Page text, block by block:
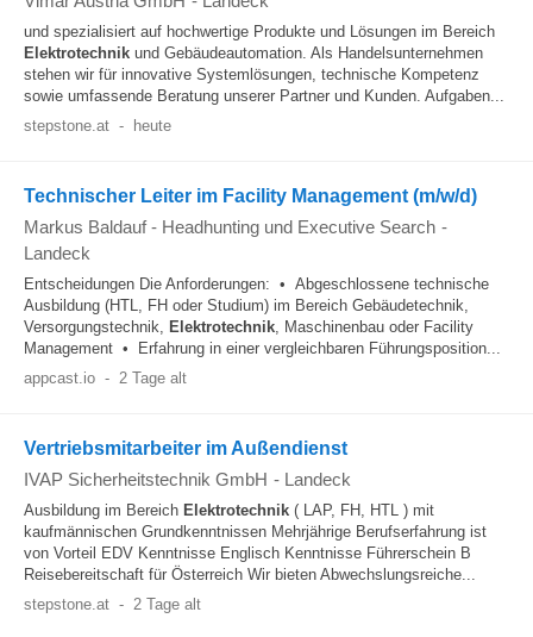
und spezialisiert auf hochwertige Produkte und Lösungen im Bereich
Elektrotechnik und Gebäudeautomation. Als Handelsunternehmen
stehen wir für innovative Systemlösungen, technische Kompetenz
sowie umfassende Beratung unserer Partner und Kunden. Aufgaben...
stepstone.at - heute
Technischer Leiter im Facility Management (m/w/d)
Markus Baldauf - Headhunting und Executive Search -
Landeck
Entscheidungen Die Anforderungen: • Abgeschlossene technische
Ausbildung (HTL, FH oder Studium) im Bereich Gebäudetechnik,
Versorgungstechnik, Elektrotechnik, Maschinenbau oder Facility
Management • Erfahrung in einer vergleichbaren Führungsposition...
appcast.io - 2 Tage alt
Vertriebsmitarbeiter im Außendienst
IVAP Sicherheitstechnik GmbH - Landeck
Ausbildung im Bereich Elektrotechnik ( LAP, FH, HTL ) mit
kaufmännischen Grundkenntnissen Mehrjährige Berufserfahrung ist
von Vorteil EDV Kenntnisse Englisch Kenntnisse Führerschein B
Reisebereitschaft für Österreich Wir bieten Abwechslungsreiche...
stepstone.at - 2 Tage alt